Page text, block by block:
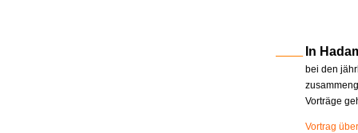
In
bei den
Vorträge
Vortrag